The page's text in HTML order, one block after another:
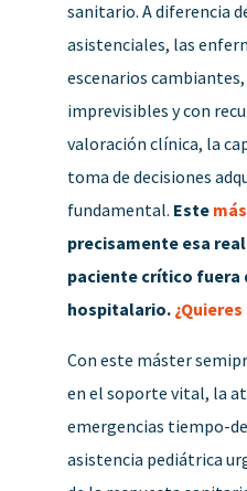
sanitario. A diferencia
asistenciales, las
escenarios cambiantes,
imprevisibles y con
valoración clínica, la
toma de decisiones
fundamental. Este
precisamente esa
paciente crítico fuera
hospitalario.
Con este máster
en el soporte vital, la
emergencias tiempo-
asistencia pediátrica